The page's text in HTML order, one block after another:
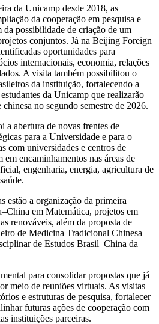
da Unicamp desde 2018, as
da cooperação em pesquisa e
possibilidade de criação de um
conjuntos. Já na Beijing Foreign
oportunidades para
internacionais, economia, relações
A visita também possibilitou o
da instituição, fortalecendo a
da Unicamp que realizarão
no segundo semestre de 2026.
a abertura de novas frentes de
para a Universidade e para o
com universidades e centros de
em encaminhamentos nas áreas de
engenharia, energia, agricultura de
estão a organização da primeira
em Matemática, projetos em
renováveis, além da proposta de
de Medicina Tradicional Chinesa
de Estudos Brasil–China da
para consolidar propostas que já
meio de reuniões virtuais. As visitas
e estruturas de pesquisa, fortalecer
futuras ações de cooperação com
instituições parceiras.